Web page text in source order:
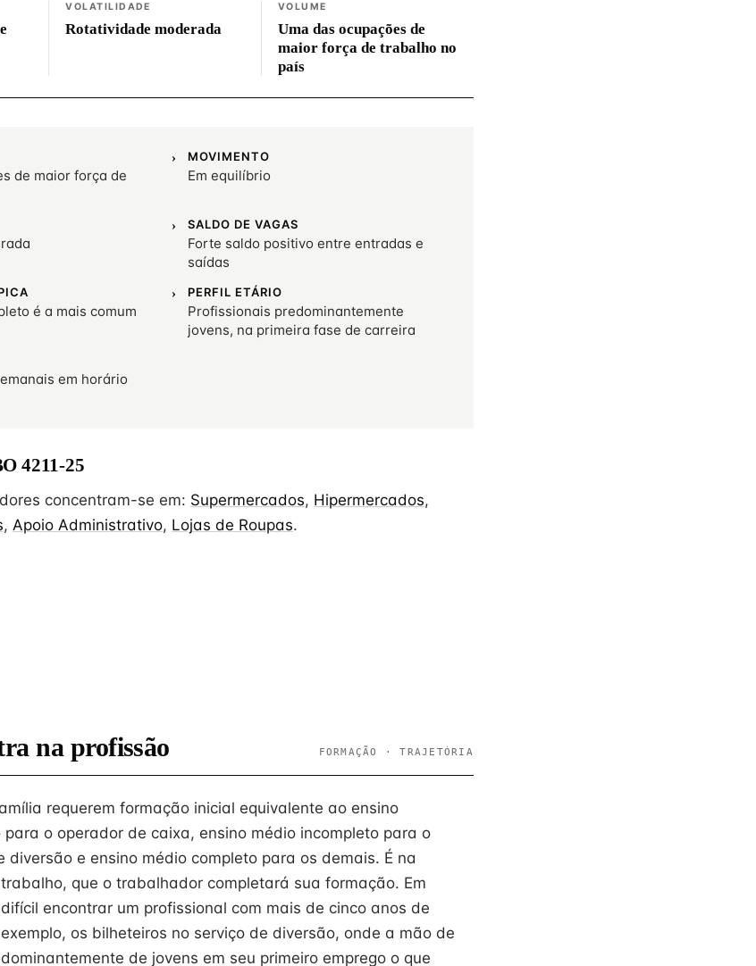
VOLATILIDADE
Rotatividade moderada
VOLUME
Uma das ocupações de
maior força de trabalho no
país
de maior força de
MOVIMENTO
Em equilíbrio
SALDO DE VAGAS
Forte saldo positivo entre entradas e
saídas
é a mais comum
PERFIL ETÁRIO
Profissionais predominantemente
jovens, na primeira fase de carreira
em horário
4211-25
concentram-se em: Supermercados, Hipermercados,
, Apoio Administrativo, Lojas de Roupas.
na profissão FORMAÇÃO · TRAJETÓRIA
requerem formação inicial equivalente ao ensino
o operador de caixa, ensino médio incompleto para o
diversão e ensino médio completo para os demais. É na
que o trabalhador completará sua formação. Em
encontrar um profissional com mais de cinco anos de
os bilheteiros no serviço de diversão, onde a mão de
de jovens em seu primeiro emprego o que